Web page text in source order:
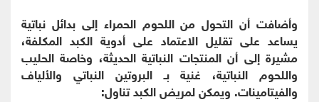
وأضافت أن التحول من اللحوم الحمراء إلى بدائل نباتية
يساعد على تقليل الاعتماد على أدوية الكبد المكلفة،
مشيرة إلى أن المنتجات النباتية الحديثة، وخاصة الحليب
واللحوم النباتية، غنية بـ البروتين النباتي والألياف
والفيتامينات. ويمكن لمريض الكبد تناول: